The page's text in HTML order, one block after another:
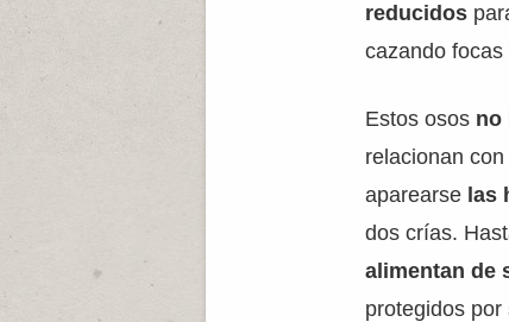
reducidos
cazando
Estos osos no
relacionan
aparearse las
dos crías.
alimentan de
protegidos